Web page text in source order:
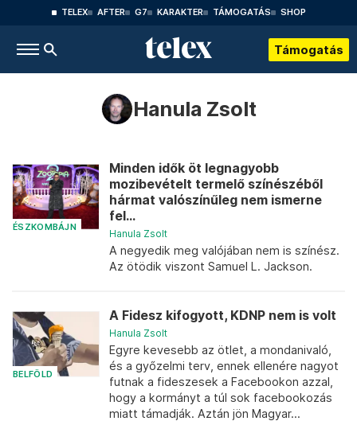
TELEX AFTER G7 KARAKTER TÁMOGATÁS SHOP
Támogatás
Hanula Zsolt
ÉSZKOMBÁJN
Minden idők öt legnagyobb
mozibevételt termelő színészéből
hármat valószínűleg nem ismerne
fel...
Hanula Zsolt
A negyedik meg valójában nem is színész.
Az ötödik viszont Samuel L. Jackson.
BELFÖLD
A Fidesz kifogyott, KDNP nem is volt
Hanula Zsolt
Egyre kevesebb az ötlet, a mondanivaló,
és a győzelmi terv, ennek ellenére nagyot
futnak a fideszesek a Facebookon azzal,
hogy a kormányt a túl sok facebookozás
miatt támadják. Aztán jön Magyar...